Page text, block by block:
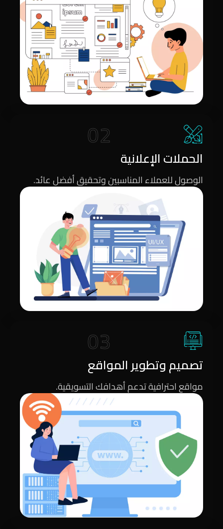
02
الحملات الإعلانية
الوصول للعملاء المناسبين وتحقيق أفضل عائد.
03
تصميم وتطوير المواقع
مواقع احترافية تدعم أهدافك التسويقية.